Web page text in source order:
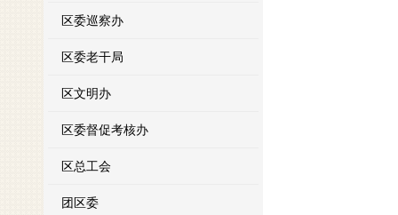
区委巡察办
区委老干局
区文明办
区委督促考核办
区总工会
团区委